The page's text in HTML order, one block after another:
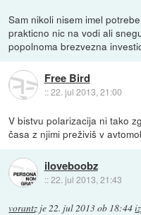
Sam nikoli nisem imel
prakticno nic na vodi ali
popolnoma brezvezna
Free Bird
::22. jul 2013, 21:00
V bistvu polarizacija ni tako
časa z njimi preživiš v
iloveboobz
::22. jul 2013, 21:43
vorantz je22. jul 2013 ob 18:44